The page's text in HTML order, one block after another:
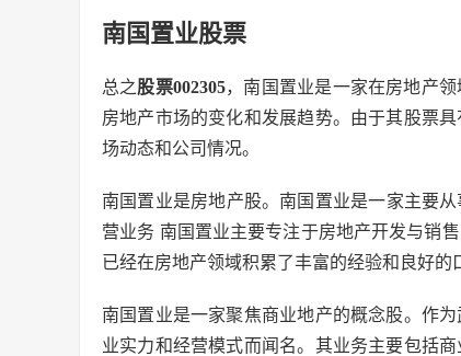
南国置业股票
总之股票002305，南国置业是一家在房地产
房地产市场的变化和发展趋势。由于其股票
场动态和公司情况。
南国置业是房地产股。南国置业是一家主要
营业务 南国置业主要专注于房地产开发与销
已经在房地产领域积累了丰富的经验和良好的
南国置业是一家聚焦商业地产的概念股。作
业实力和经营模式而闻名。其业务主要包括